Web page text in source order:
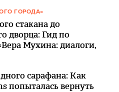
ГОРОДА»
стакана до
дворца: Гид по
Мухина: диалоги,
сарафана: Как
попыталась вернуть